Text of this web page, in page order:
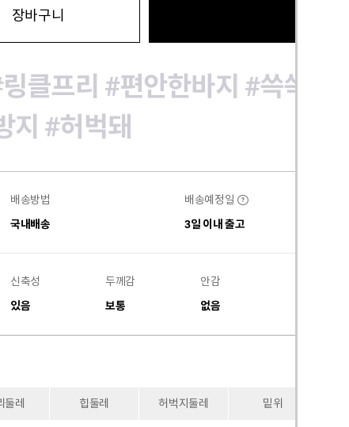
장바구니
클프리 #편안한바지 #쓱쓱팬
지 #허벅돼
배송방법
국내배송
배송예정일 ?
3일 이내 출고
신축성
있음
두께감
보통
안감
없음
둘레 힙둘레 허벅지둘레 밑위